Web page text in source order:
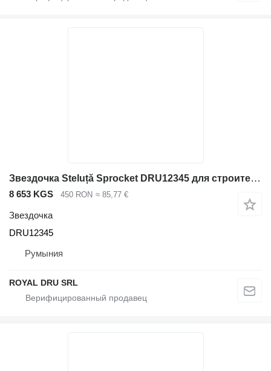
Звездочка Steluță Sprocket DRU12345 для строительной техники Volvo
8 653 KGS 450 RON ≈ 85,77 €
Звездочка
DRU12345
Румыния
ROYAL DRU SRL